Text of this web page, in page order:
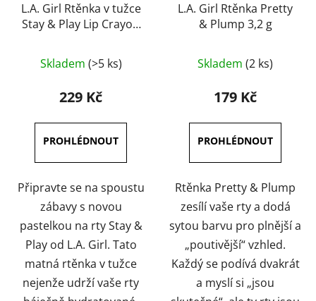
L.A. Girl Rtěnka v tužce
Stay & Play Lip Crayon
hodnocení
produktu
5,0
z
5
hvězdiček.
Skladem (>5 ks)
229 Kč
Připravte se na spoustu
zábavy s novou
pastelkou na rty Stay &
Play od L.A. Girl. Tato
matná rtěnka v tužce
nejenže udrží vaše rty
L.A. Girl Rtěnka Pretty
& Plump 3,2 g
hodnocení
produktu
5,0
z
5
hvězdiček.
Skladem (2 ks)
179 Kč
Rtěnka Pretty & Plump
zesílí vaše rty a dodá
sytou barvu pro plnější a
„poutivější“ vzhled.
Každý se podívá dvakrát
a myslí si „jsou